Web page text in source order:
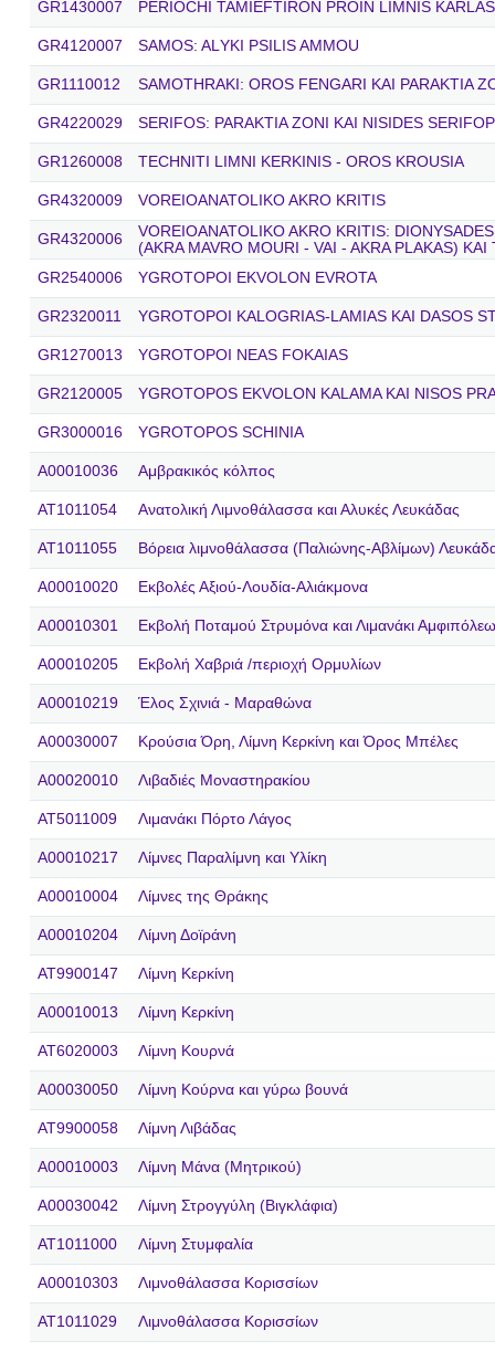
GR1430007 PERIOCHI TAMIEFTIRON PROIN LIMNIS KARLAS
GR4120007 SAMOS: ALΥKΙ PSILIS AMMOU
GR1110012 SAMOTHRAKI: OROS FENGARI KAI PARAKTIA
GR4220029 SERIFOS: PARAKTIA ZONI KAI NISIDES
GR1260008 TECHNITI LIMNI KERKINIS - OROS KROUSIA
GR4320009 VOREIOANATOLIKO AKRO KRITIS
GR4320006
VOREIOANATOLIKO AKRO KRITIS:
(AKRA MAVRO MOURI - VAI - AKRA PLAKAS) KAI
GR2540006
YGROTOPOI EKVOLON EVROTA
GR2320011 YGROTOPOI KALOGRIAS-LAMIAS KAI DASOS
GR1270013 YGROTOPOI NEAS FOKAIAS
GR2120005 YGROTOPOS EKVOLON KALAMA KAI NISOS
GR3000016 YGROTOPOS SCHINIA
A00010036 Αμβρακικός κόλπος
AT1011054 Ανατολική Λιμνοθάλασσα και Αλυκές Λευκάδας
AT1011055 Βόρεια λιμνοθάλασσα (Παλιώνης-Αβλίμων)
A00010020 Εκβολές Αξιού-Λουδία-Αλιάκμονα
A00010301 Εκβολή Ποταμού Στρυμόνα και Λιμανάκι
A00010205 Εκβολή Χαβριά /περιοχή Ορμυλίων
A00010219 Έλος Σχινιά - Μαραθώνα
A00030007 Κρούσια Όρη, Λίμνη Κερκίνη και Όρος Μπέλες
A00020010 Λιβαδιές Μοναστηρακίου
AT5011009 Λιμανάκι Πόρτο Λάγος
A00010217 Λίμνες Παραλίμνη και Υλίκη
A00010004 Λίμνες της Θράκης
A00010204 Λίμνη Δοϊράνη
AT9900147 Λίμνη Κερκίνη
A00010013 Λίμνη Κερκίνη
AT6020003 Λίμνη Κουρνά
A00030050 Λίμνη Κούρνα και γύρω βουνά
AT9900058 Λίμνη Λιβάδας
A00010003 Λίμνη Μάνα (Μητρικού)
A00030042 Λίμνη Στρογγύλη (Βιγκλάφια)
AT1011000 Λίμνη Στυμφαλία
A00010303 Λιμνοθάλασσα Κορισσίων
AT1011029 Λιμνοθάλασσα Κορισσίων